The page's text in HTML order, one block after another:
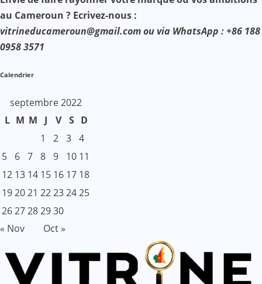
au Cameroun ? Ecrivez-nous :
vitrineducameroun@gmail.com ou via WhatsApp : +86 188
0958 3571
Calendrier
septembre 2022
L M M J V S D
1
2 3 4
5
6 7 8 9 10 11
12 13 14 15 16 17 18
192021 22232425
2627282930
« Nov
Oct »